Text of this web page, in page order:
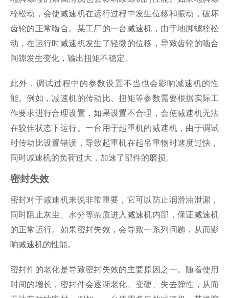
栓松动，会使减速机在运行过程中发生位移和振动，破坏
齿轮的正常啮合。某工厂的一台减速机，由于地脚螺栓松
动，在运行时减速机发生了轻微的位移，导致齿轮的啮合
间隙发生变化，输出扭矩不稳定。
此外，调试过程中的参数设置不当也会影响减速机的性
能。例如，减速机的传动比、扭矩等参数需要根据实际工
作要求进行合理设置，如果设置不合理，会使减速机无法
在较佳状态下运行。一台用于起重机的减速机，由于调试
时传动比设置错误，导致起重机在起吊重物时速度过快，
同时减速机的负荷过大，加速了部件的磨损。
密封失效
密封对于减速机来说非常重要，它可以防止润滑油泄漏，
同时阻止灰尘、水分等杂质进入减速机内部，保证减速机
的正常运行。如果密封失效，会导致一系列问题，从而影
响减速机的性能。
密封件的老化是导致密封失效的主要原因之一。随着使用
时间的增长，密封件会逐渐老化、变硬、失去弹性，从而